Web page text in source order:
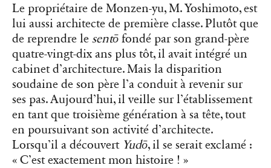
Le propriétaire de Monzen-yu, M. Yoshimoto, est
lui aussi architecte de première classe. Plutôt que
de reprendre le sentō fondé par son grand-père
quatre-vingt-dix ans plus tôt, il avait intégré un
cabinet d’architecture. Mais la disparition
soudaine de son père l’a conduit à revenir sur
ses pas. Aujourd’hui, il veille sur l’établissement
en tant que troisième génération à sa tête, tout
en poursuivant son activité d’architecte.
Lorsqu’il a découvert Yudō, il se serait exclamé :
« C’est exactement mon histoire ! »